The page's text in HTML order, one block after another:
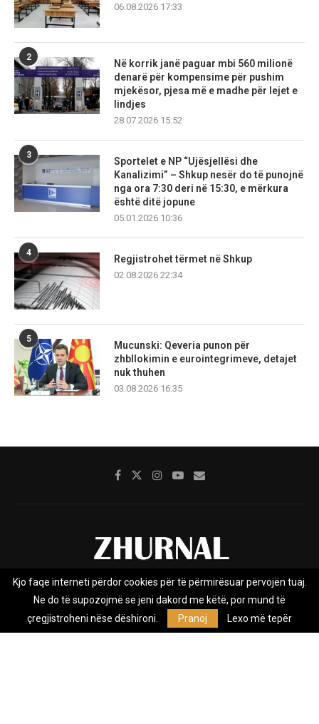
06.08.2026 17:33
2
Në korrik janë paguar mbi 560 milionë
denarë për kompensime për pushim
mjekësor, pjesa më e madhe për lejet e
lindjes
28.07.2026 15:52
3
Sportelet e NP “Ujësjellësi dhe
Kanalizimi” – Shkup nesër do të punojnë
nga ora 7:30 deri në 15:30, e mërkura
është ditë jopune
05.01.2026 10:36
4
Regjistrohet tërmet në Shkup
02.08.2026 22:34
5
Mucunski: Qeveria punon për
zhbllokimin e eurointegrimeve, detajet
nuk thuhen
03.08.2026 16:35
Rreth nesh Impresumi Marketing
Kontakt
Privacy Policy
Zhurnal.mk është Agjenci e Lajmeve e pavarur, e themeluar në vitin
Kjo faqe interneti përdor cookies për të përmirësuar përvojën tuaj.
Ne do të supozojmë se jeni dakord me këtë, por mund të
çregjistroheni nëse dëshironi.
Pranoj Lexo më tepër